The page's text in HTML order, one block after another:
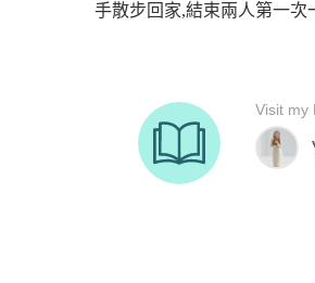
手散步回家,結束兩人第一次